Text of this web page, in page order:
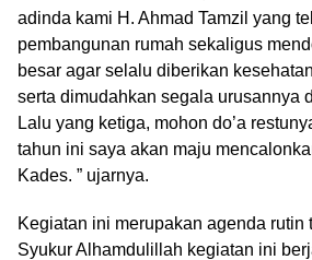
adinda kami H. Ahmad Tamzil yang
pembangunan rumah sekaligus
besar agar selalu diberikan
serta dimudahkan segala urusannya
Lalu yang ketiga, mohon do’a
tahun ini saya akan maju
Kades. ” ujarnya.
Kegiatan ini merupakan agenda rutin
Syukur Alhamdulillah kegiatan ini